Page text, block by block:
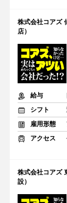
株式会社コアズ
店）
給与
シフト
雇用形態
アクセス
株式会社コアズ
設）